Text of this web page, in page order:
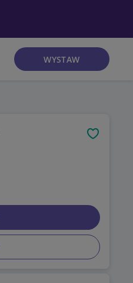
WYSTAW
Obserwuj